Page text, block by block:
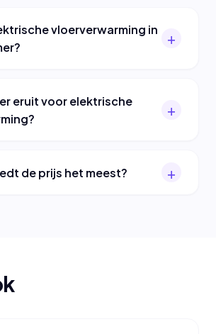
vloerverwarming in
eruit voor elektrische
de prijs het meest?